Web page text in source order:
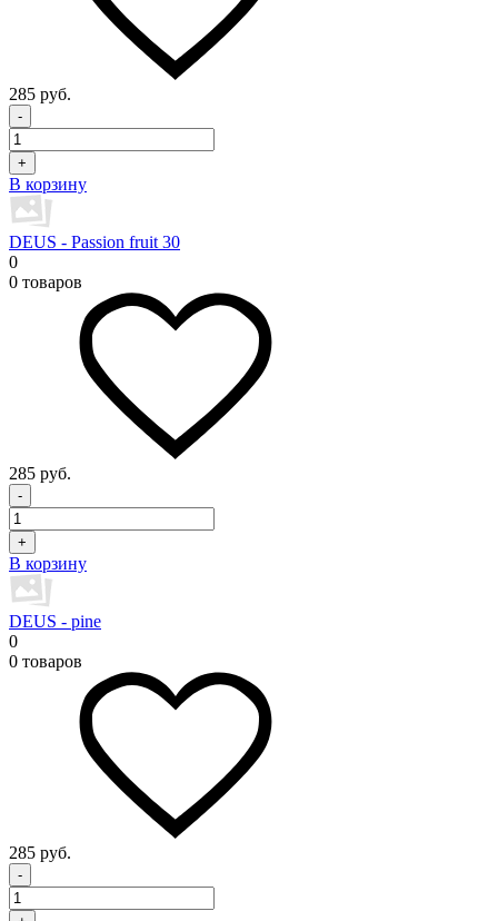
285 руб.
-
+
В корзину
DEUS - Passion fruit 30
0
0 товаров
285 руб.
-
+
В корзину
DEUS - pine
0
0 товаров
285 руб.
-